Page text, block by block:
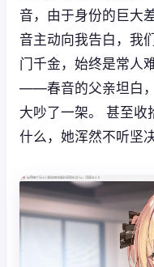
音，由于身份的巨大
音主动向我告白，我
门千金，始终是常人
——春音的父亲坦白
大吵了一架。 甚至收
什么，她浑然不听坚